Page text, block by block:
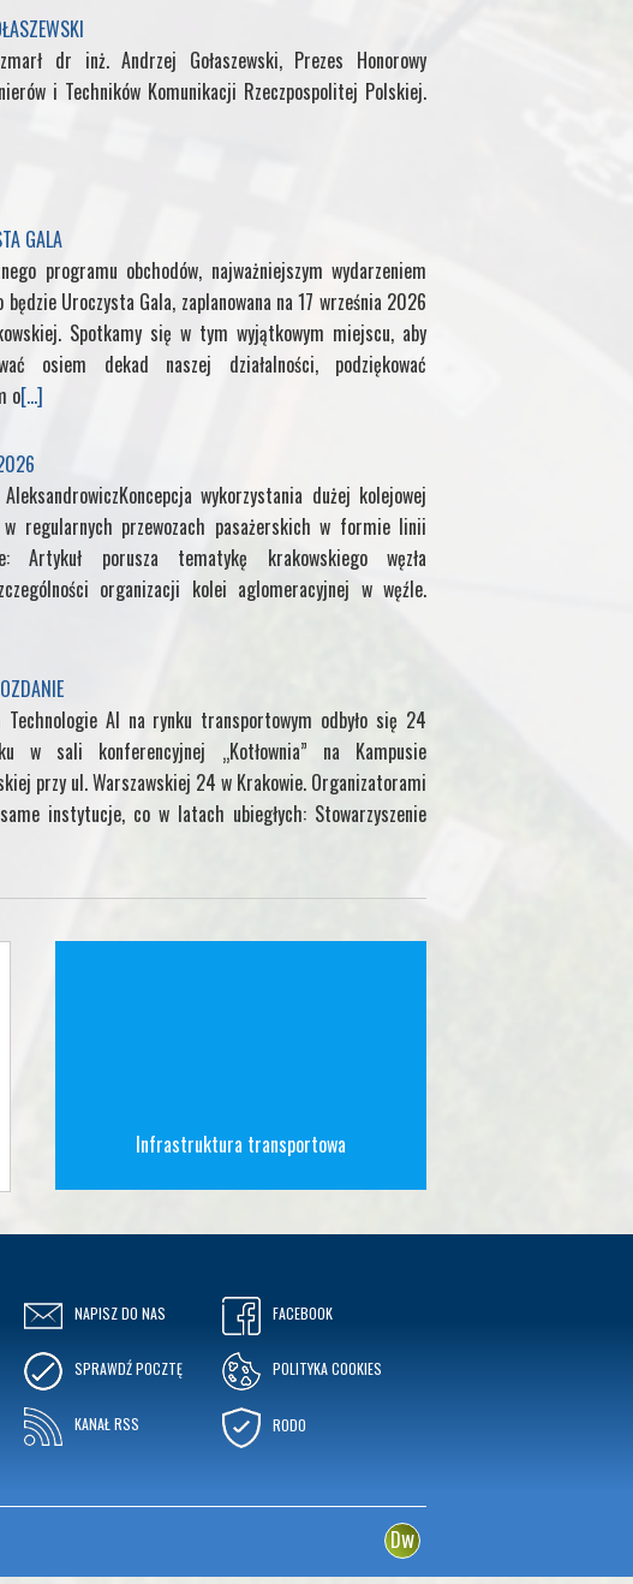
e
dr inż. Andrzej Gołaszewski, Prezes Honorowy
i Techników Komunikacji Rzeczpospolitej Polskiej.
GALA
programu obchodów, najważniejszym wydarzeniem
będzie Uroczysta Gala, zaplanowana na 17 września 2026
Spotkamy się w tym wyjątkowym miejscu, aby
osiem dekad naszej działalności, podziękować
o[...]
wykorzystania dużej kolejowej
w regularnych przewozach pasażerskich w formie linii
Artykuł porusza tematykę krakowskiego węzła
organizacji kolei aglomeracyjnej w węźle.
Technologie AI na rynku transportowym odbyło się 24
w sali konferencyjnej „Kotłownia” na Kampusie
przy ul. Warszawskiej 24 w Krakowie. Organizatorami
instytucje, co w latach ubiegłych: Stowarzyszenie
Infrastruktura transportowa
NAPISZ DO NAS
SPRAWDŹ POCZTĘ
KANAŁ RSS
FACEBOOK
POLITYKA COOKIES
RODO
Dw